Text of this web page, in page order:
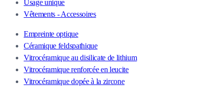
Usage unique
Vêtements - Accessoires
Empreinte optique
Céramique feldspathique
Vitrocéramique au disilicate de lithium
Vitrocéramique renforcée en leucite
Vitrocéramique dopée à la zircone